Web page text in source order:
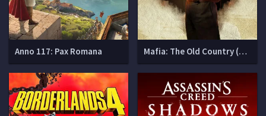
Anno 117: Pax Romana Mafia: The Old Country (Мафия 4)